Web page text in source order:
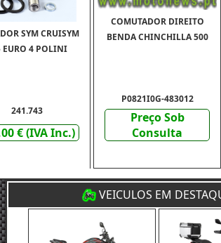
SYM CRUISYM
EURO 4 POLINI
241.743
€ (IVA Inc.)
COMUTADOR DIREITO
BENDA CHINCHILLA 500
P0821I0G-483012
Preço Sob
Consulta
VEICULOS EM